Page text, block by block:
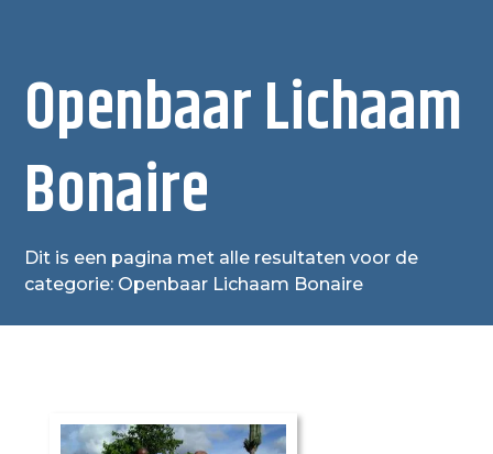
Openbaar Lichaam
Bonaire
Dit is een pagina met alle resultaten voor de
categorie: Openbaar Lichaam Bonaire